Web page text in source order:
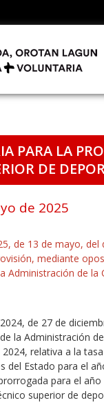
PARA LA
DE
de 2025
de 13 de mayo,
mediante
Administración de
de 27 de
la Administración
relativa a la
del Estado para el
para el
superior de